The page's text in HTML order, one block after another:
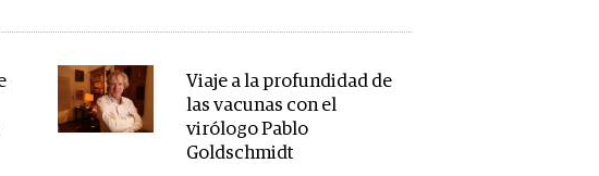
Viaje a la profundidad de
las vacunas con el
virólogo Pablo
Goldschmidt